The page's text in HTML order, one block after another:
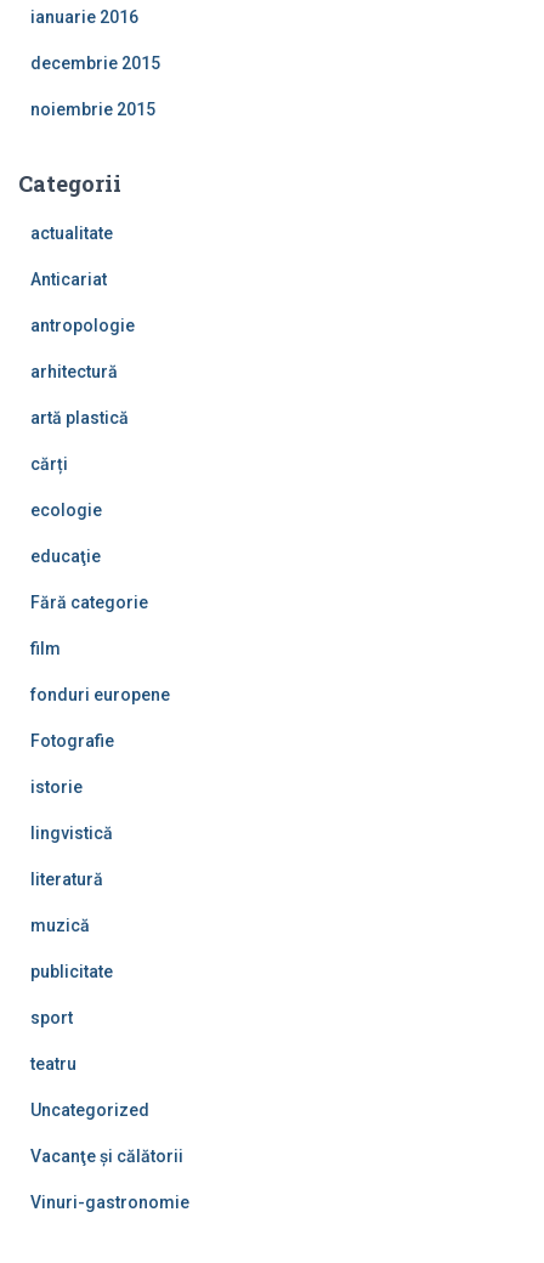
ianuarie 2016
decembrie 2015
noiembrie 2015
Categorii
actualitate
Anticariat
antropologie
arhitectură
artă plastică
cărți
ecologie
educaţie
Fără categorie
film
fonduri europene
Fotografie
istorie
lingvistică
literatură
muzică
publicitate
sport
teatru
Uncategorized
Vacanţe şi călătorii
Vinuri-gastronomie